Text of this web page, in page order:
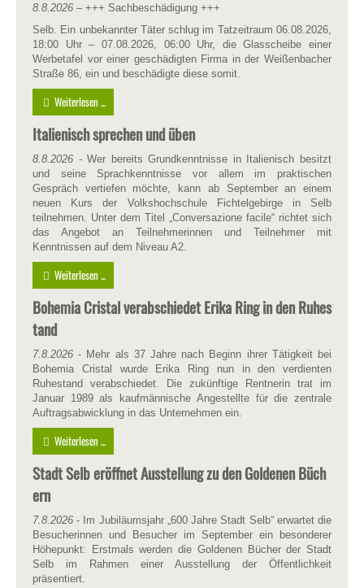
8.8.2026 – +++ Sachbeschädigung +++
Selb. Ein unbekannter Täter schlug im Tatzeitraum 06.08.2026,
18:00 Uhr – 07.08.2026, 06:00 Uhr, die Glasscheibe einer
Werbetafel vor einer geschädigten Firma in der Weißenbacher
Straße 86, ein und beschädigte diese somit.
Weiterlesen ...
Italienisch sprechen und üben
8.8.2026 - Wer bereits Grundkenntnisse in Italienisch besitzt
und seine Sprachkenntnisse vor allem im praktischen
Gespräch vertiefen möchte, kann ab September an einem
neuen Kurs der Volkshochschule Fichtelgebirge in Selb
teilnehmen. Unter dem Titel „Conversazione facile“ richtet sich
das Angebot an Teilnehmerinnen und Teilnehmer mit
Kenntnissen auf dem Niveau A2.
Weiterlesen ...
Bohemia Cristal verabschiedet Erika Ring in den Ruhes
tand
7.8.2026 - Mehr als 37 Jahre nach Beginn ihrer Tätigkeit bei
Bohemia Cristal wurde Erika Ring nun in den verdienten
Ruhestand verabschiedet. Die zukünftige Rentnerin trat im
Januar 1989 als kaufmännische Angestellte für die zentrale
Auftragsabwicklung in das Unternehmen ein.
Weiterlesen ...
Stadt Selb eröffnet Ausstellung zu den Goldenen Büch
ern
7.8.2026 - Im Jubiläumsjahr „600 Jahre Stadt Selb“ erwartet die
Besucherinnen und Besucher im September ein besonderer
Höhepunkt: Erstmals werden die Goldenen Bücher der Stadt
Selb im Rahmen einer Ausstellung der Öffentlichkeit
präsentiert.